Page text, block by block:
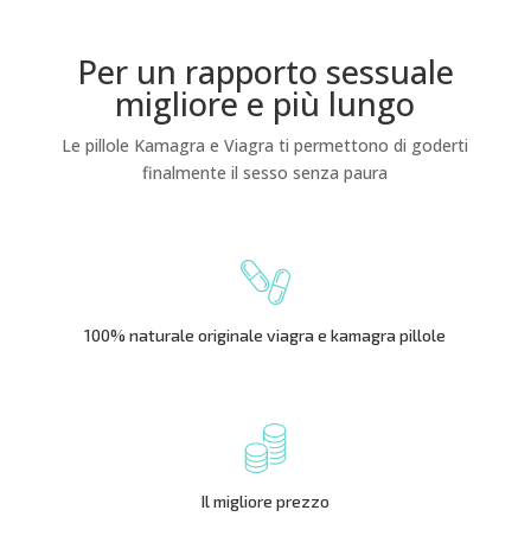
Per un rapporto sessuale
migliore e più lungo
Le pillole Kamagra e Viagra ti permettono di goderti
finalmente il sesso senza paura
100% naturale originale viagra e kamagra pillole
Il migliore prezzo